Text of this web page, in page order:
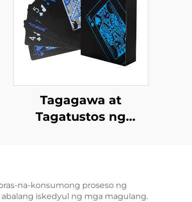
Tagagawa at
Tagatustos ng
| Pasadyang Pag-
na-konsumong proseso ng
abalang iskedyul ng mga magulang.